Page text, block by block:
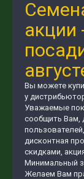
акции
Вы можете
у
Уважаемые
сообщить Вам,
дисконтная
скидками,
Минимальный
Желаем Вам